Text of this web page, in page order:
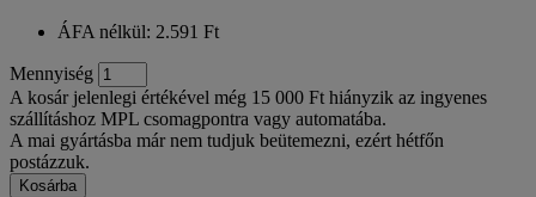
ÁFA nélkül: 2.591 Ft
Mennyiség
A kosár jelenlegi értékével még 15 000 Ft hiányzik az ingyenes
szállításhoz MPL csomagpontra vagy automatába.
A mai gyártásba már nem tudjuk beütemezni, ezért hétfőn
postázzuk.
Kosárba